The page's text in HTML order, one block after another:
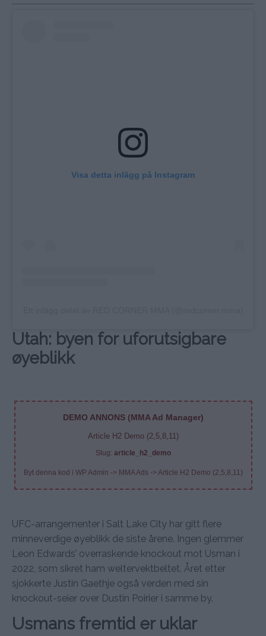
Visa detta inlägg på Instagram
Utah: byen for uforutsigbare
øyeblikk
DEMO ANNONS (MMA Ad Manager)
Article H2 Demo (2,5,8,11)
Slug: article_h2_demo
Byt denna kod i WP Admin -> MMA Ads -> Article H2 Demo (2,5,8,11)
UFC-arrangementer i Salt Lake City har gitt flere
minneverdige øyeblikk de siste årene. Ingen glemmer
Leon Edwards’ overraskende knockout mot Usman i
2022, som sikret ham weltervektbeltet. Året etter
sjokkerte Justin Gaethje også verden med sin
knockout-seier over Dustin Poirier i samme by.
Usmans fremtid er uklar